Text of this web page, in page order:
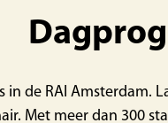
de RAI
Met meer dan 300